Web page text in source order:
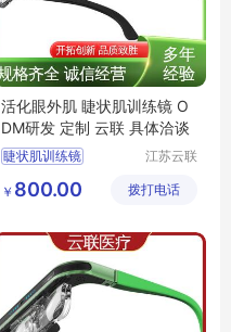
活化眼外肌 睫状肌训练镜 O
DM研发 定制 云联 具体洽谈
睫状肌训练镜
智能眼镜 智能近视镜
江苏云联
装备有限
￥ 800.00 拨打电话